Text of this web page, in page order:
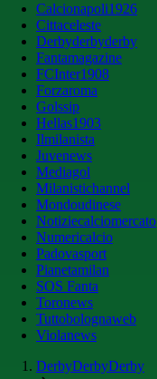
Calcionapoli1926
Cittaceleste
Derbyderbyderby
Fantamagazine
FCInter1908
Forzaroma
Golssip
Hellas1903
Ilmilanista
Juvenews
Mediagol
Milanistichannel
Mondoudinese
Notiziecalciomercato
Numericalcio
Padovasport
Pianetamilan
SOS Fanta
Toronews
Tuttobolognaweb
Violanews
DerbyDerbyDerby